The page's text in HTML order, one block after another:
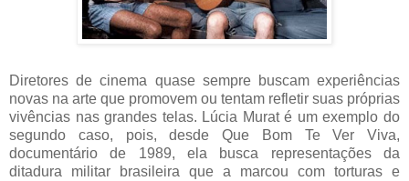
Diretores de cinema quase sempre buscam experiências
novas na arte que promovem ou tentam refletir suas próprias
vivências nas grandes telas. Lúcia Murat é um exemplo do
segundo caso, pois, desde Que Bom Te Ver Viva,
documentário de 1989, ela busca representações da
ditadura militar brasileira que a marcou com torturas e